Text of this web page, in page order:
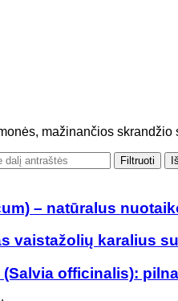
mažinančios
Filtruoti
– natūralus
vaistažolių karalius
officinalis):